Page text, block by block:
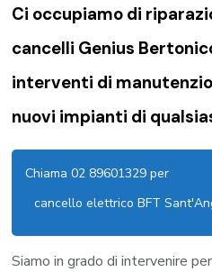
Ci occupiamo di
cancelli Genius
interventi di
nuovi impianti di
Chiama 02 89601329 per
cancello elettrico BFT
Siamo in grado di intervenire per